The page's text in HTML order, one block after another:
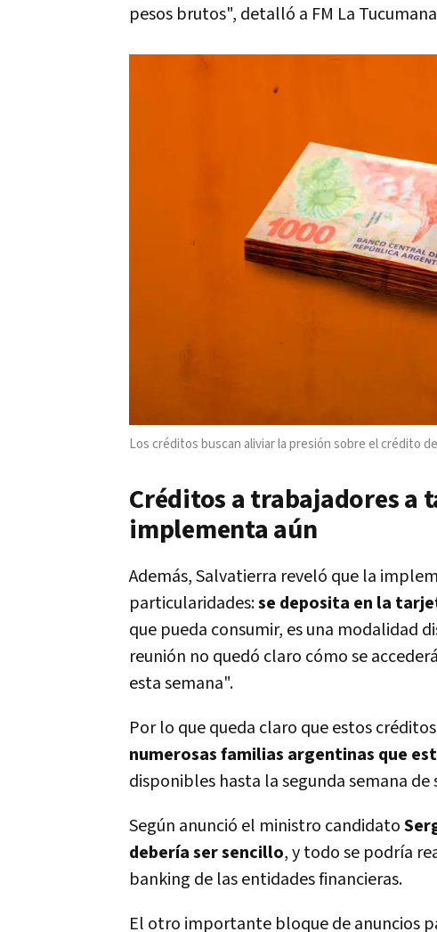
pesos brutos", detalló a FM La
Los créditos buscan aliviar la presión sobre el crédito
Créditos a trabajadores a
implementa aún
Además, Salvatierra reveló que la
particularidades:se deposita en la
que pueda consumir, es una modalidad
reunión no quedó claro cómo se
esta semana".
Por lo que queda claro que estos
numerosas familias argentinas que
disponibles hasta la segunda semana
Según anunció el ministro candidato
debería ser sencillo, y todo se podría
banking de las entidades financieras.
El otro importante bloque de anuncios